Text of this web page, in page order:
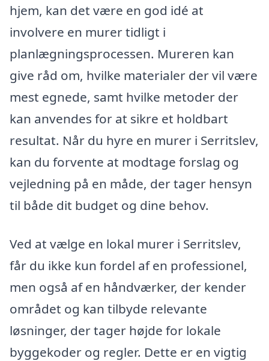
hjem, kan det være en god idé at
involvere en murer tidligt i
planlægningsprocessen. Mureren kan
give råd om, hvilke materialer der vil være
mest egnede, samt hvilke metoder der
kan anvendes for at sikre et holdbart
resultat. Når du hyre en murer i Serritslev,
kan du forvente at modtage forslag og
vejledning på en måde, der tager hensyn
til både dit budget og dine behov.
Ved at vælge en lokal murer i Serritslev,
får du ikke kun fordel af en professionel,
men også af en håndværker, der kender
området og kan tilbyde relevante
løsninger, der tager højde for lokale
byggekoder og regler. Dette er en vigtig